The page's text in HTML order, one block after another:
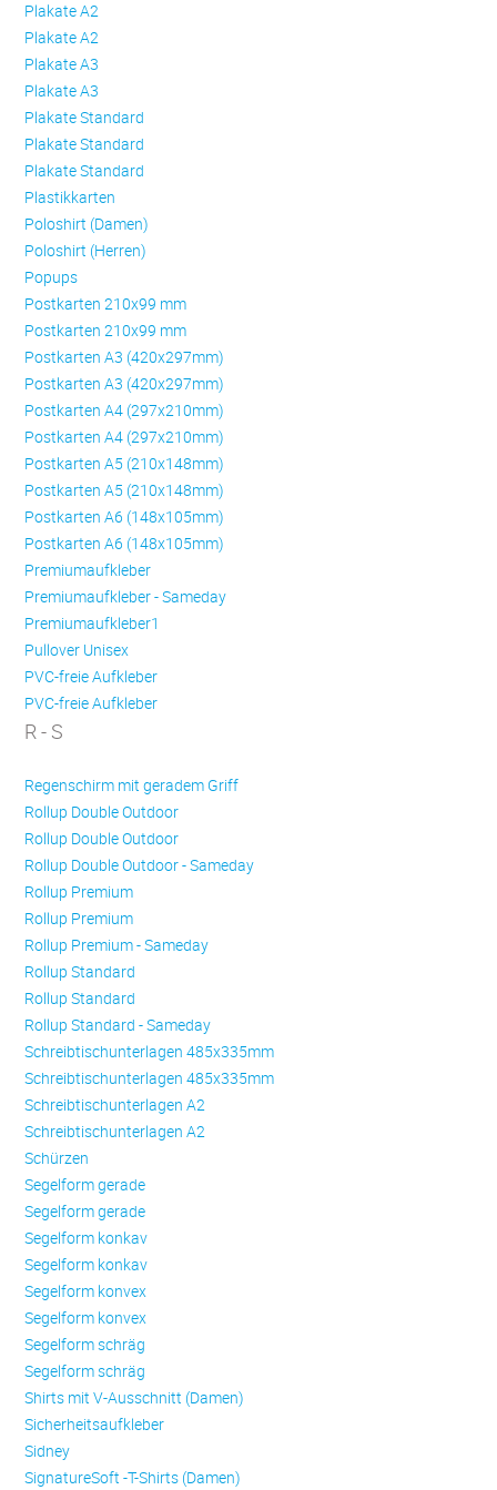
Plakate A2
Plakate A2
Plakate A3
Plakate A3
Plakate Standard
Plakate Standard
Plakate Standard
Plastikkarten
Poloshirt (Damen)
Poloshirt (Herren)
Popups
Postkarten 210x99 mm
Postkarten 210x99 mm
Postkarten A3 (420x297mm)
Postkarten A3 (420x297mm)
Postkarten A4 (297x210mm)
Postkarten A4 (297x210mm)
Postkarten A5 (210x148mm)
Postkarten A5 (210x148mm)
Postkarten A6 (148x105mm)
Postkarten A6 (148x105mm)
Premiumaufkleber
Premiumaufkleber - Sameday
Premiumaufkleber1
Pullover Unisex
PVC-freie Aufkleber
PVC-freie Aufkleber
R - S
Regenschirm mit geradem Griff
Rollup Double Outdoor
Rollup Double Outdoor
Rollup Double Outdoor - Sameday
Rollup Premium
Rollup Premium
Rollup Premium - Sameday
Rollup Standard
Rollup Standard
Rollup Standard - Sameday
Schreibtischunterlagen 485x335mm
Schreibtischunterlagen 485x335mm
Schreibtischunterlagen A2
Schreibtischunterlagen A2
Schürzen
Se­gel­form ge­ra­de
Se­gel­form ge­ra­de
Se­gel­form konkav
Se­gel­form konkav
Se­gel­form konvex
Se­gel­form konvex
Se­gel­form schräg
Se­gel­form schräg
Shirts mit V-Ausschnitt (Damen)
Sicherheitsaufkleber
Sidney
SignatureSoft -T-Shirts (Damen)